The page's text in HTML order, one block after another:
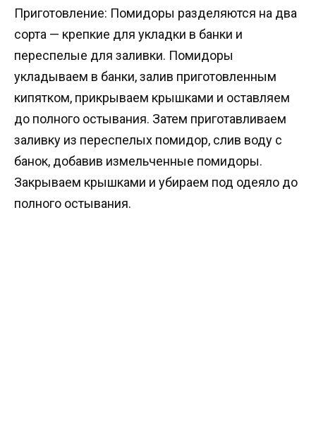
Приготовление: Помидоры разделяются на два
сорта — крепкие для укладки в банки и
переспелые для заливки. Помидоры
укладываем в банки, залив приготовленным
кипятком, прикрываем крышками и оставляем
до полного остывания. Затем приготавливаем
заливку из переспелых помидор, слив воду с
банок, добавив измельченные помидоры.
Закрываем крышками и убираем под одеяло до
полного остывания.